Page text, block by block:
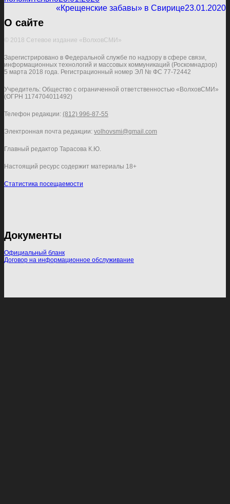
«Крещенские забавы» в Свирице23.01.2020
О сайте
© 2018 Сетевое издание «ВолховСМИ»
Зарегистрировано в Федеральной службе по надзору в сфере связи,
информационных технологий и массовых коммуникаций (Роскомнадзор)
5 марта 2018 года. Регистрационный номер ЭЛ № ФС 77-72442
Учредитель: Общество с ограниченной ответственностью «ВолховСМИ»
(ОГРН 1174704011492)
Телефон редакции: (812) 996-87-55
Электронная почта редакции: volhovsmi@gmail.com
Главный редактор Тарасова К.Ю.
Настоящий ресурс содержит материалы 18+
Статистика посещаемости
Документы
Официальный бланк
Договор на информационное обслуживание